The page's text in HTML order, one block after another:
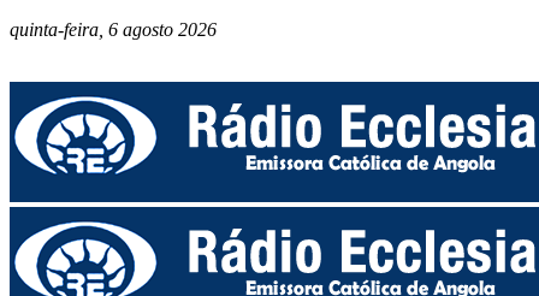
quinta-feira, 6 agosto 2026